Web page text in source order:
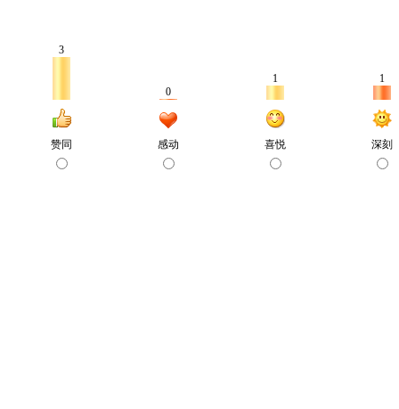
3
赞同
0
感动
1
喜悦
1
深刻